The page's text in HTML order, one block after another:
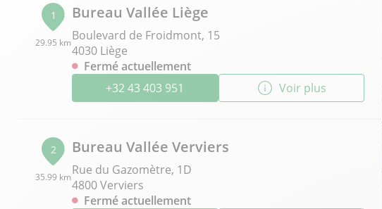
1
29.95 km
Bureau Vallée Liège
Boulevard de Froidmont, 15
4030 Liège
Fermé actuellement
+32 43 403 951
Voir plus
2
35.99 km
Bureau Vallée Verviers
Rue du Gazomètre, 1D
4800 Verviers
Fermé actuellement